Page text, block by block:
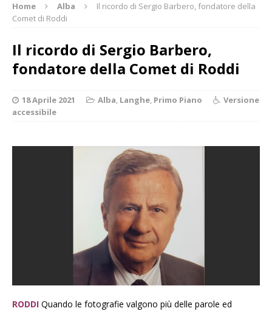
Home Alba
Il ricordo di Sergio Barbero, fondatore della
Comet di Roddi
Il ricordo di Sergio Barbero,
fondatore della Comet di Roddi
18 Aprile 2021 Alba, Langhe, Primo Piano
Versione
accessibile
RODDI Quando le fotografie valgono più delle parole ed